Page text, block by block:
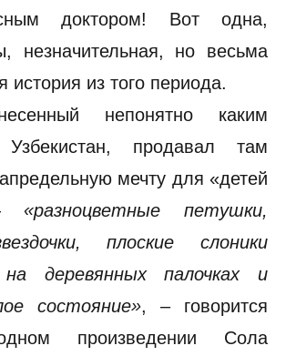
доктором! Вот одна,
незначительная, но весьма
история из того периода.
непонятно каким
продавал там
мечту для «детей
—«разноцветные петушки,
плоские слоники
на деревянных палочках и
состояние», – говорится
произведении Сола